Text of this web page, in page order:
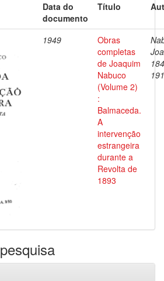
Data do
documento
Título
1949
Obras
completas
de Joaquim
Nabuco
(Volume 2)
:
Balmaceda.
A
intervenção
estrangeira
durante a
Revolta de
1893